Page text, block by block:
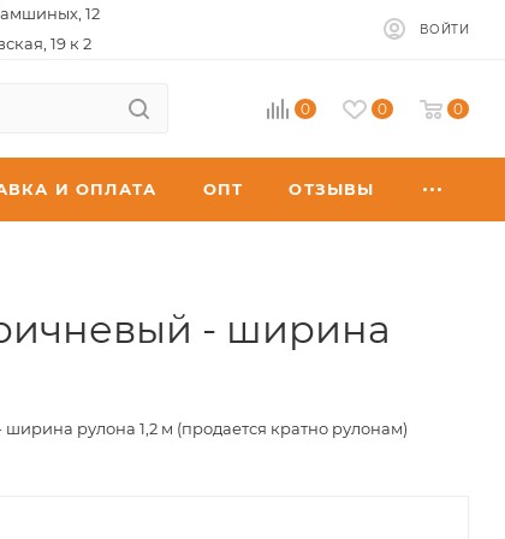
12
19 к 2
ВОЙТИ
0 0 0
И ОПЛАТА ОПТ ОТЗЫВЫ
- ширина
рулона 1,2 м (продается кратно рулонам)